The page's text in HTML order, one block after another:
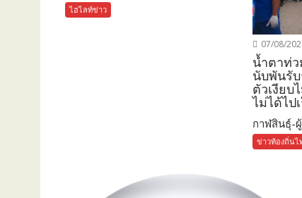
ไฮไลท์ข่าว
07/08/
น้ำตาท่
นับพันรับ
ตัวเงียบ
ไม่ได้ไป
กาฬสินธุ์-ผู้
ข่าวท้องถิ่นไ